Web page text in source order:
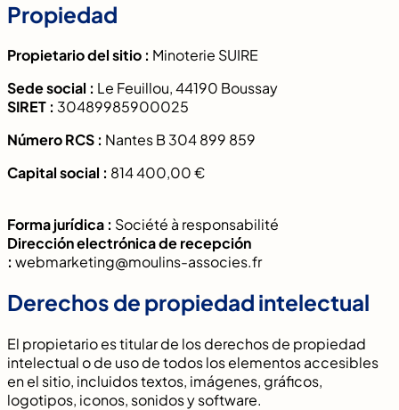
Propiedad
Propietario del sitio : Minoterie SUIRE
Sede social : Le Feuillou, 44190 Boussay
SIRET : 30489985900025
Número RCS : Nantes B 304 899 859
Capital social : 814 400,00 €
Forma jurídica : Société à responsabilité
Dirección electrónica de recepción
: webmarketing@moulins-associes.fr
Derechos de propiedad intelectual
El propietario es titular de los derechos de propiedad
intelectual o de uso de todos los elementos accesibles
en el sitio, incluidos textos, imágenes, gráficos,
logotipos, iconos, sonidos y software.